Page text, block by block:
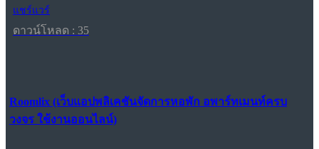
แชร์แวร์
ดาวน์โหลด : 35
Roomlix (เว็บแอปพลิเคชันจัดการหอพัก อพาร์ทเมนท์ครบ
วงจร ใช้งานออนไลน์)